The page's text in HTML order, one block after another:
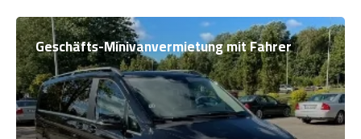
Geschäfts-Minivanvermietung mit Fahrer